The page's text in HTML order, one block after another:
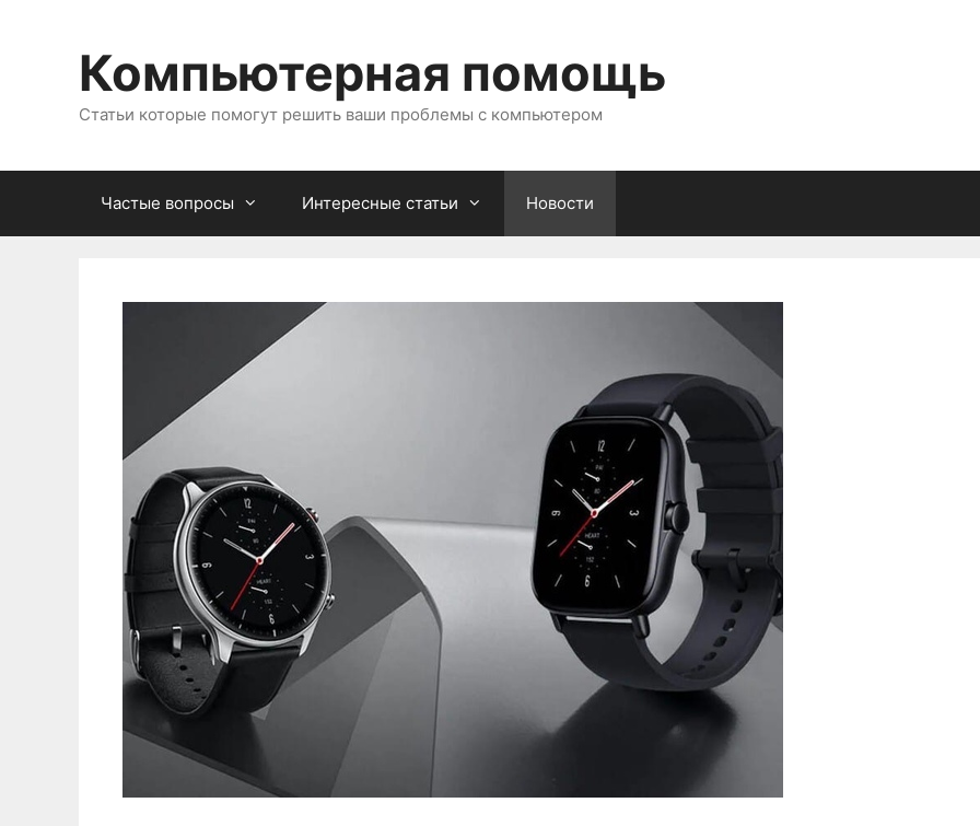
содержимомуКомпьютерная помощь
Статьи которые помогут решить ваши проблемы с компьютером
Частые вопросы Интересные статьи Новости